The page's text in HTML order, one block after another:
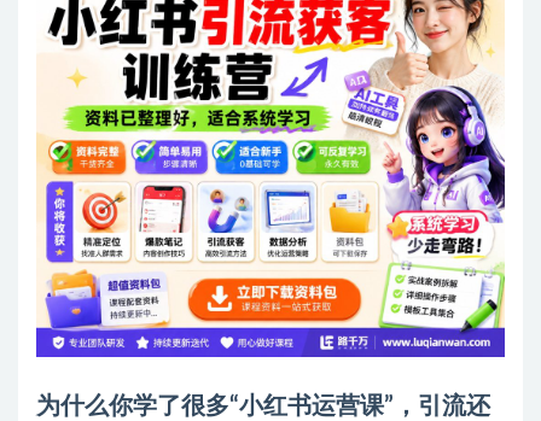
为什么你学了很多“小红书运营课”，引流还